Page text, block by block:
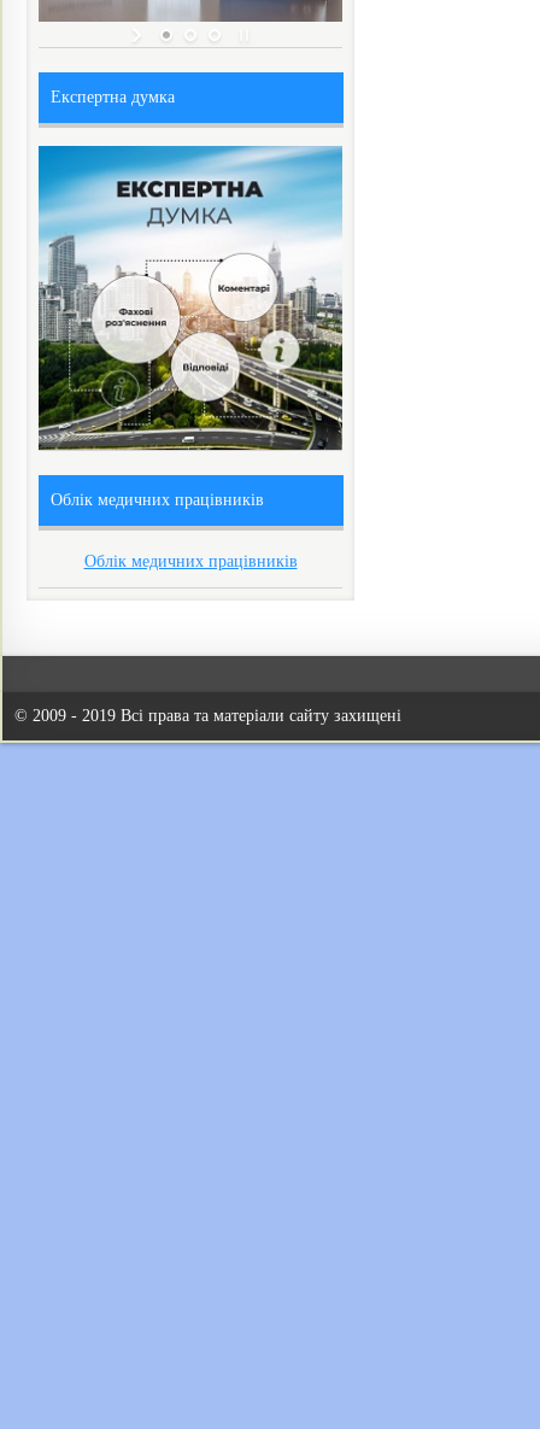
Експертна думка
Облік медичних працівників
Облік медичних працівників
© 2009 - 2019 Всі права та матеріали сайту захищені